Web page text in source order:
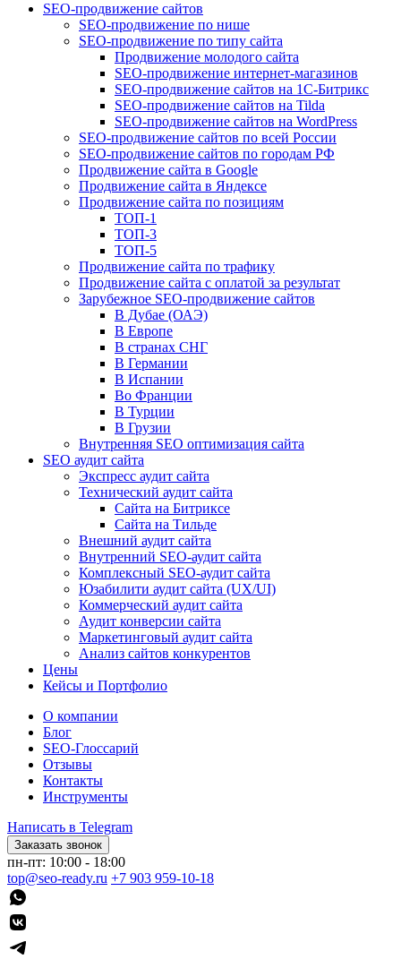
SEO-продвижение сайтов
SEO-продвижение по нише
SEO-продвижение по типу сайта
Продвижение молодого сайта
SEO-продвижение интернет-магазинов
SEO-продвижение сайтов на 1С-Битрикс
SEO-продвижение сайтов на Tilda
SEO-продвижение сайтов на WordPress
SEO-продвижение сайтов по всей России
SEO-продвижение сайтов по городам РФ
Продвижение сайта в Google
Продвижение сайта в Яндексе
Продвижение сайта по позициям
ТОП-1
ТОП-3
ТОП-5
Продвижение сайта по трафику
Продвижение сайта с оплатой за результат
Зарубежное SEO-продвижение сайтов
В Дубае (ОАЭ)
В Европе
В странах СНГ
В Германии
В Испании
Во Франции
В Турции
В Грузии
Внутренняя SEO оптимизация сайта
SEO аудит сайта
Экспресс аудит сайта
Технический аудит сайта
Сайта на Битриксе
Сайта на Тильде
Внешний аудит сайта
Внутренний SEO-аудит сайта
Комплексный SEO-аудит сайта
Юзабилити аудит сайта (UX/UI)
Коммерческий аудит сайта
Аудит конверсии сайта
Маркетинговый аудит сайта
Анализ сайтов конкурентов
Цены
Кейсы и Портфолио
О компании
Блог
SEO-Глоссарий
Отзывы
Контакты
Инструменты
Написать в Telegram
Заказать звонок
пн-пт: 10:00 - 18:00
top@seo-ready.ru +7 903 959-10-18